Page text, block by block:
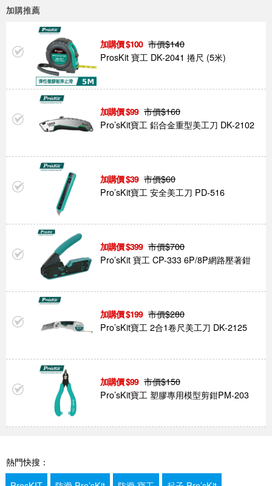
加購推薦
100 市價$140
ProsKit 寶工 DK-2041 捲尺 (5米)
99 市價$160
Pro’sKit寶工 鋁合金重型美工刀 DK-2102
39 市價$60
Pro’sKit寶工 安全美工刀 PD-516
399 市價$700
Pro’sKit 寶工 CP-333 6P/8P網路壓著鉗
199 市價$280
Pro’sKit寶工 2合1卷尺美工刀 DK-2125
99 市價$150
Pro’sKit寶工 塑膠專用模型剪鉗PM-203
熱門快搜：